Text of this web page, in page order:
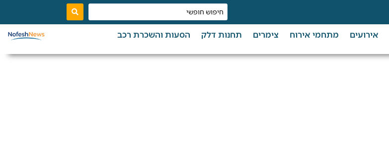
אירועים מתחמי אירוח צימרים תחנות דלק
הסעות והשכרת רכב